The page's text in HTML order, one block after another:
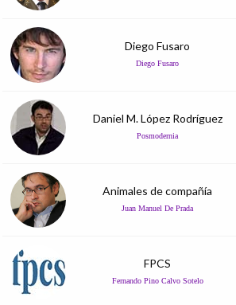
Diego Fusaro
Diego Fusaro
Daniel M. López Rodríguez
Posmodernia
Animales de compañía
Juan Manuel De Prada
FPCS
Fernando Pino Calvo Sotelo